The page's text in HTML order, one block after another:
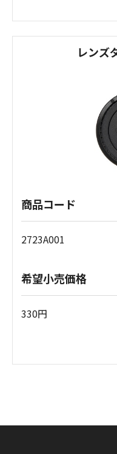
レンズ
商品コード
2723A001
希望小売価格
330円